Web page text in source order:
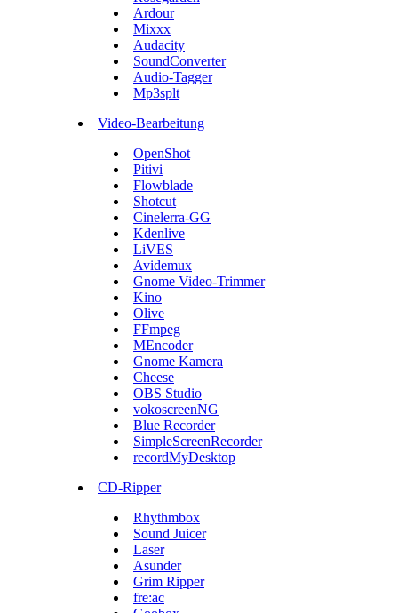
Ardour
Mixxx
Audacity
SoundConverter
Audio-Tagger
Mp3splt
Video-Bearbeitung
OpenShot
Pitivi
Flowblade
Shotcut
Cinelerra-GG
Kdenlive
LiVES
Avidemux
Gnome Video-Trimmer
Kino
Olive
FFmpeg
MEncoder
Gnome Kamera
Cheese
OBS Studio
vokoscreenNG
Blue Recorder
SimpleScreenRecorder
recordMyDesktop
CD-Ripper
Rhythmbox
Sound Juicer
Laser
Asunder
Grim Ripper
fre:ac